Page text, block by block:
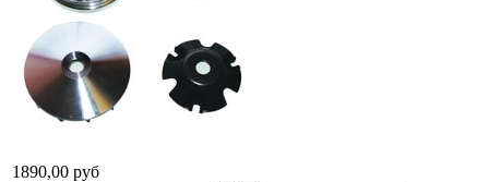
1890,00 руб